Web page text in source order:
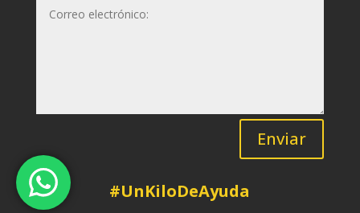
Enviar
#UnKiloDeAyuda